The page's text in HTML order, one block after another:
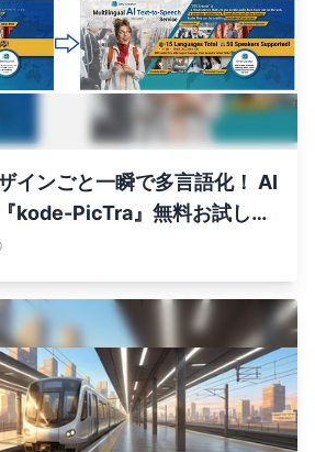
インごと一瞬で多言語化！ AI
kode-PicTra』無料お試し版
限定公開